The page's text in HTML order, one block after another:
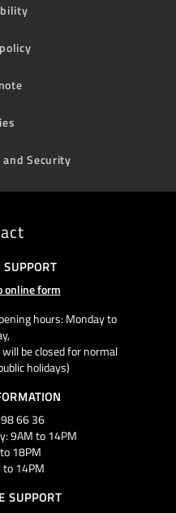
Security
online form
hours: Monday to
be closed for normal
holidays)
66 36
9AM to 14PM
18PM
to 14PM
SUPPORT